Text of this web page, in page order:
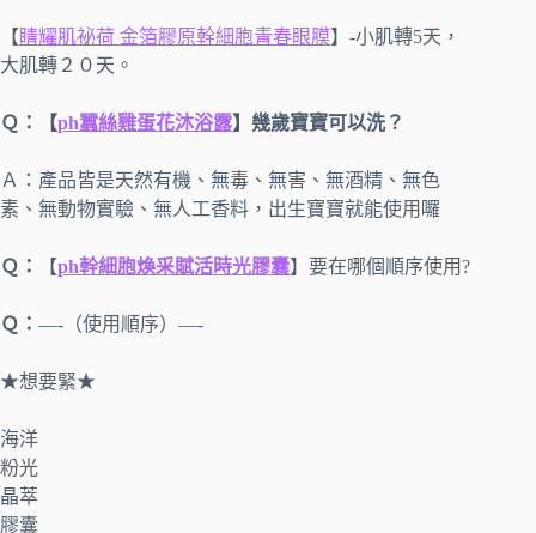
【睛耀肌祕荷 金箔膠原幹細胞青春眼膜】-小肌轉5天，
大肌轉２０天。
Ｑ：【ph蠶絲雞蛋花沐浴露】幾歲寶寶可以洗？
Ａ：產品皆是天然有機、無毒、無害、無酒精、無色
素、無動物實驗、無人工香料，出生寶寶就能使用囉
Ｑ： 【ph幹細胞煥采賦活時光膠囊】要在哪個順序使用?
Ｑ： —-（使用順序）—-
★想要緊★
海洋
粉光
晶萃
膠囊